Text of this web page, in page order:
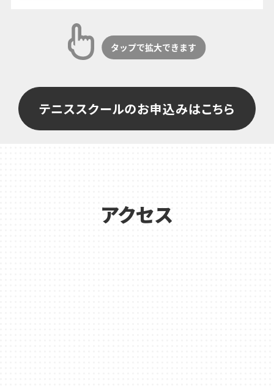
テニススクールのお申込みはこちら
アクセス